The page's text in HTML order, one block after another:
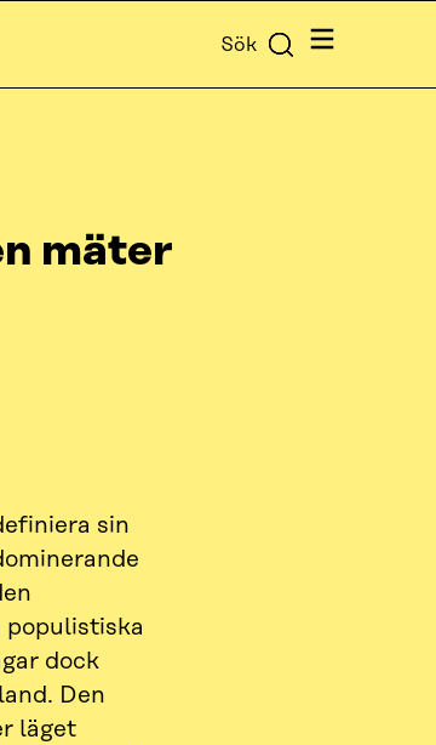
Sök Meny
mäter
sin
populistiska
dock
Den
läget